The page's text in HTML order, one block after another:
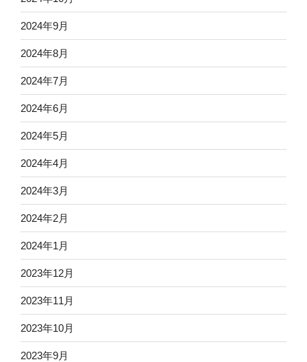
2024年9月
2024年8月
2024年7月
2024年6月
2024年5月
2024年4月
2024年3月
2024年2月
2024年1月
2023年12月
2023年11月
2023年10月
2023年9月